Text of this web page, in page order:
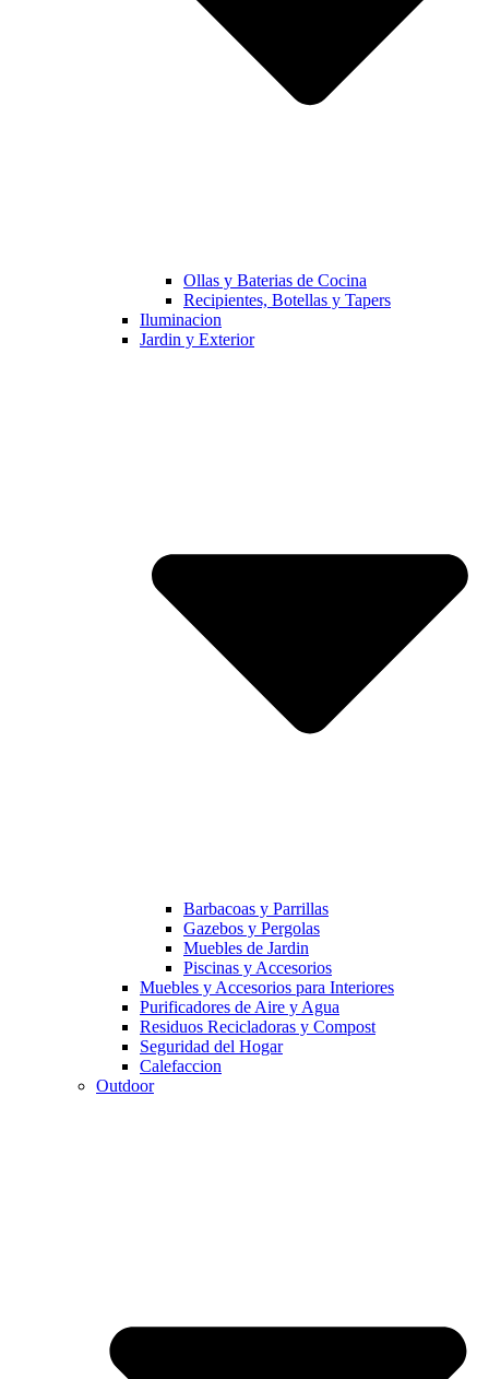
Ollas y Baterias de Cocina
Recipientes, Botellas y Tapers
Iluminacion
Jardin y Exterior
Barbacoas y Parrillas
Gazebos y Pergolas
Muebles de Jardin
Piscinas y Accesorios
Muebles y Accesorios para Interiores
Purificadores de Aire y Agua
Residuos Recicladoras y Compost
Seguridad del Hogar
Calefaccion
Outdoor